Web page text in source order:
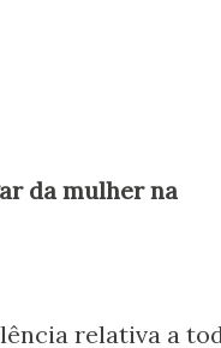
da mulher na
relativa a